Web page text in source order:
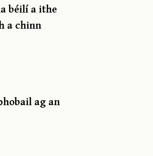
béilí a ithe
a chinn
ag an